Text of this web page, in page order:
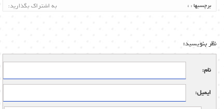
برچسبها : ، به اشتراک بگذارید:
نظر بنویسید:
نام:
ایمیل: